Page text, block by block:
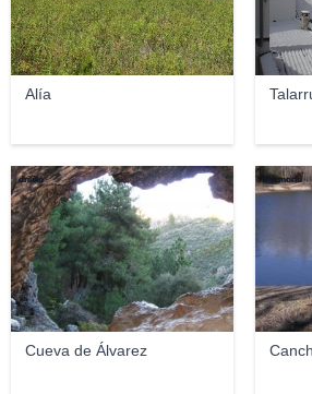
Alía
Cueva de Álvarez
drilillo Marmorlu